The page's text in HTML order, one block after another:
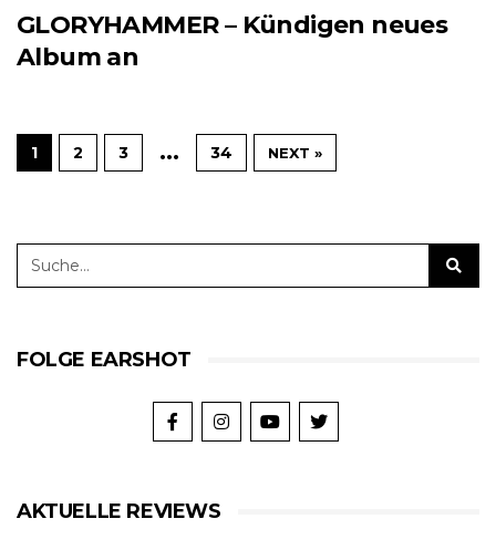
GLORYHAMMER – Kündigen neues
Album an
1 2 3 … 34 NEXT »
FOLGE EARSHOT
AKTUELLE REVIEWS